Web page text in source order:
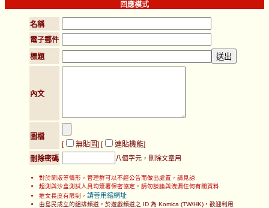
回應模式
名稱
電子郵件
標題
內文
圖檔
[
無貼圖] [ 連貼機能]
刪除密碼
八個字元，刪除文章用
對於鬧版等情形，管理群可以不經公告而做出處置，請見諒
超測與沙盒測試人員均簽署保密協定，請勿談論與洩漏任何有關資料
推文長度有限制， 請善用縮網址
由島民成立的組排頻道，於遊戲頻道之 ID 為 Komica (TW/HK)，歡迎利用